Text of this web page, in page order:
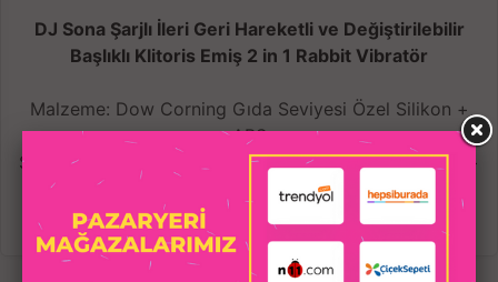
DJ Sona Şarjlı İleri Geri Hareketli ve Değiştirilebilir
Başlıklı Klitoris Emiş 2 in 1 Rabbit Vibratör
Malzeme: Dow Corning Gıda Seviyesi Özel Silikon +
ABS
Stimülasyon modları: 2 motor - 9 ileri geri hareketler +
9 emiş modları
3 farklı değiştirilebilir başlık (dahildir)
Şarj: USB şarj
Maks Gürültü Seviyesi: <45dB